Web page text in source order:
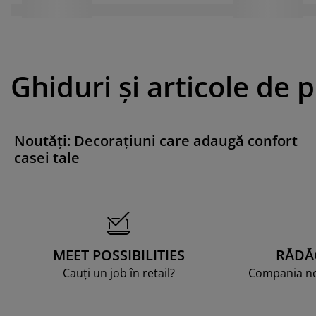
Ghiduri și articole de
Noutăți: Decorațiuni care adaugă confort
casei tale
MEET POSSIBILITIES
Cauți un job în retail? Compania